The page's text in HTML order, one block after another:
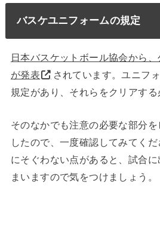
バスケユニフォームの規定
日本バスケットボール協会から
が発表
されています。ユニフ
規定があり、それらをクリアする
そのなかでも注意の必要な部分
したので、一度確認してみてく
にそぐわない点があると、試合
まいますので気をつけましょう。